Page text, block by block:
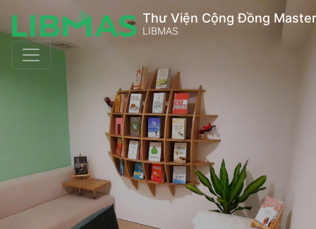
Thư Viện Cộng Đồng
LIBMAS